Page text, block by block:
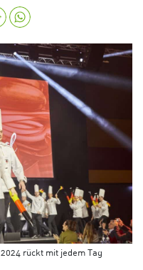
rückt mit jedem Tag